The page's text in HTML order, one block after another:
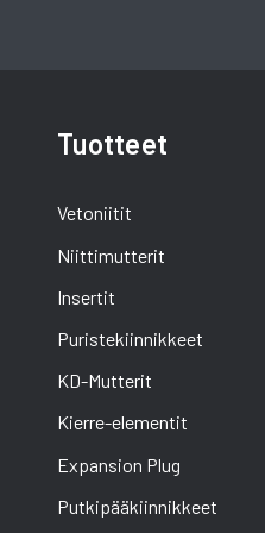
Tuotteet
Vetoniitit
Niittimutterit
Insertit
Puristekiinnikkeet
KD-Mutterit
Kierre-elementit
Expansion Plug
Putkipääkiinnikkeet